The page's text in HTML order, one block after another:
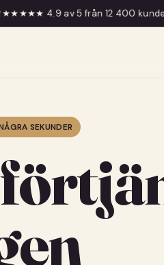
12 400 kunder ♛Fri frakt
SEKUNDER